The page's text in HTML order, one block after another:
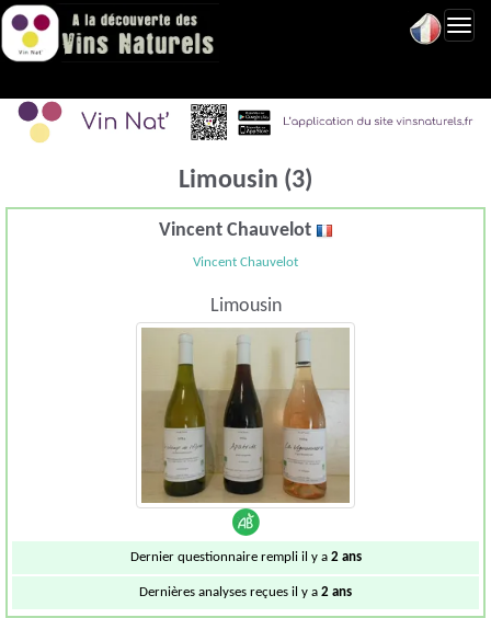
Limousin (3)
Vincent Chauvelot
Vincent Chauvelot
Limousin
Dernier questionnaire rempli il y a 2 ans
Dernières analyses reçues il y a 2 ans